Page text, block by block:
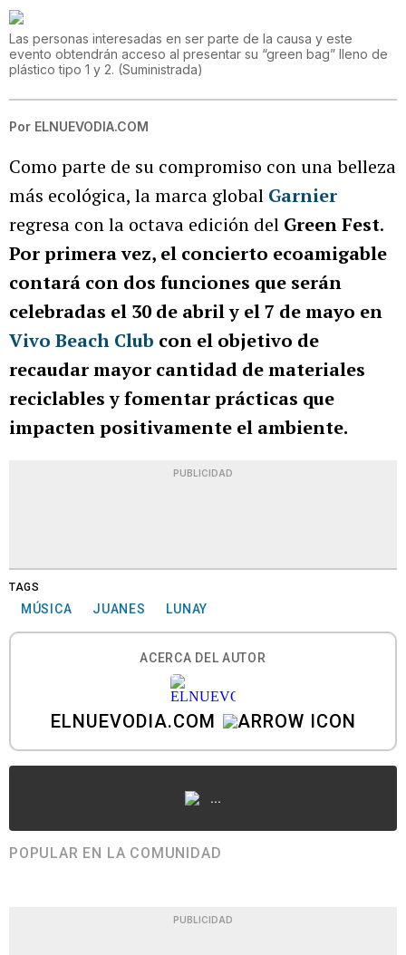
Las personas interesadas en ser parte de la causa y este
evento obtendrán acceso al presentar su “green bag” lleno de
plástico tipo 1 y 2. (Suministrada)
Por ELNUEVODIA.COM
Como parte de su compromiso con una belleza
más ecológica, la marca global Garnier
regresa con la octava edición del Green Fest.
Por primera vez, el concierto ecoamigable
contará con dos funciones que serán
celebradas el 30 de abril y el 7 de mayo en
Vivo Beach Club con el objetivo de
recaudar mayor cantidad de materiales
reciclables y fomentar prácticas que
impacten positivamente el ambiente.
PUBLICIDAD
TAGS
MÚSICA JUANES LUNAY
ACERCA DEL AUTOR
ELNUEVODIA.COM
...
POPULAR EN LA COMUNIDAD
PUBLICIDAD